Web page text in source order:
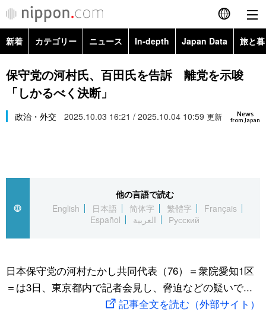
English
简体字
Русский
カテゴリー
経済・ビジネス
国際
文化
トップ
アーカイブ
In-depth
Japan Data
動画/Live
新着 カテゴリー ニュース In-depth Japan Data 旅と
政治・外交
経済・ビジネス
スポーツ・東京2020
Topics
保守党の河村氏、百田氏を告訴 離党を示唆
「しかるべく決断」
News
from Japan
政治・外交 2025.10.03 16:21 / 2025.10.04 10:59 更新
他の言語で読む
English
日本語 简体字 繁體字
Français
Español
العربية Русский
日本保守党の河村たかし共同代表（76）＝衆院愛知1区
＝は3日、東京都内で記者会見し、脅迫などの疑いで...
記事全文を読む（外部サイト）